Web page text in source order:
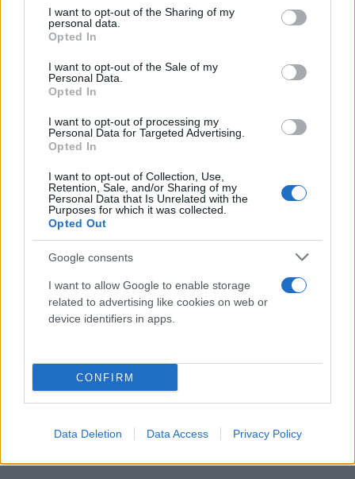
not limited to your visit or usage behaviour. You may click to
grant or deny consent to Google and its third-party tags to
use your data for below specified purposes in below Google
consent section.
I want to opt-out of the Sharing of my
personal data.
Opted In
I want to opt-out of the Sale of my
Personal Data.
Opted In
I want to opt-out of processing my
Personal Data for Targeted Advertising.
Opted In
I want to opt-out of Collection, Use,
Retention, Sale, and/or Sharing of my
Personal Data that Is Unrelated with the
Purposes for which it was collected.
Opted Out
Google consents
I want to allow Google to enable storage
related to advertising like cookies on web or
device identifiers in apps.
CONFIRM
Data Deletion Data Access Privacy Policy
της παγκόσμιας ανησυχίας που δημιουργούν
γεγονότα όπως η αναταραχή στη Μέση Ανατολή,
δεν είναι λίγοι αυτό που στρέφονται στο bitcoin
θεωρώντας το κάτι σαν “ψηφιακό ασφαλές
Το bitcoin είχε κάποτε χαρακτηριστεί ως
“ψηφιακός χρυσός” και όπως φαίνεται πλέον
προσφέρει στους επενδυτές μία σχετικά ασφαλή
επιλογή πέραν των παραδοσιακών μετοχών και
των ομολόγων.